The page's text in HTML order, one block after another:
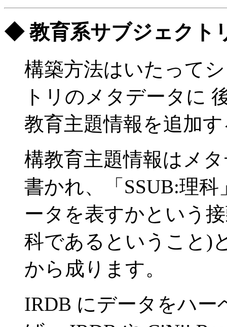
◆ 教育系サブジェクト
構築方法はいたって
トリのメタデータに
教育主題情報を追加
構教育主題情報はメ
書かれ、「SSUB:理
ータを表すかという
科であるということ)
から成ります。
IRDB にデータをハ